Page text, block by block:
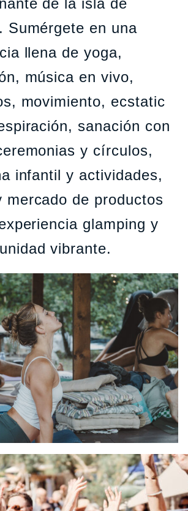
de la isla de
Sumérgete en una
llena de yoga,
música en vivo,
movimiento, ecstatic
sanación con
y círculos,
infantil y actividades,
mercado de productos
glamping y
vibrante.